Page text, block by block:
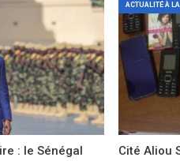
: le Sénégal
ACTUALITÉ À
Cité Aliou